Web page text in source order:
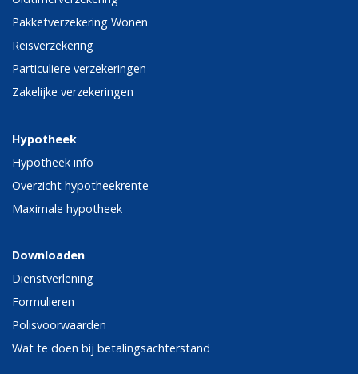
Pakketverzekering Wonen
Reisverzekering
Particuliere verzekeringen
Zakelijke verzekeringen
Hypotheek
Hypotheek info
Overzicht hypotheekrente
Maximale hypotheek
Downloaden
Dienstverlening
Formulieren
Polisvoorwaarden
Wat te doen bij betalingsachterstand